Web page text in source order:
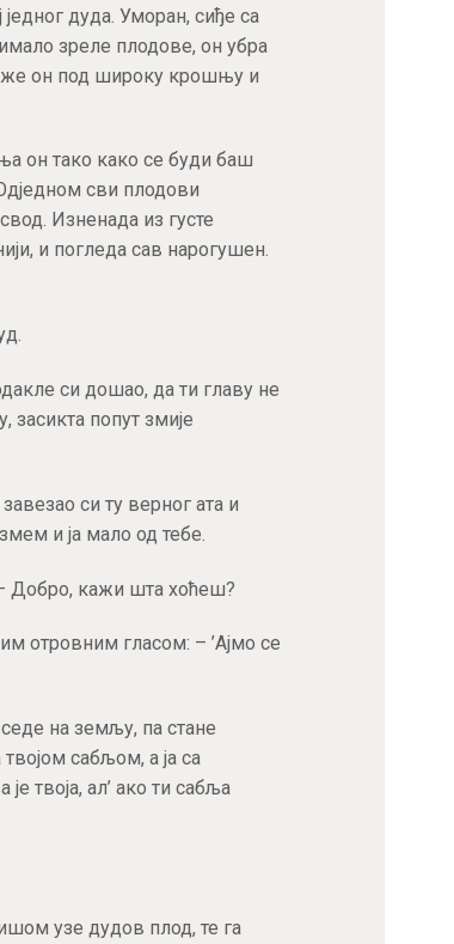
дуда. Уморан, сиђе са
зреле плодове, он убра
он под широку крошњу и
он тако како се буди баш
сви плодови
Изненада из густе
и погледа сав нарогушен.
си дошао, да ти главу не
попут змије
си ту верног ата и
и ја мало од тебе.
Добро, кажи шта хоћеш?
отровним гласом: – ’Ајмо се
на земљу, па стане
сабљом, а ја са
твоја, ал’ ако ти сабља
узе дудов плод, те га